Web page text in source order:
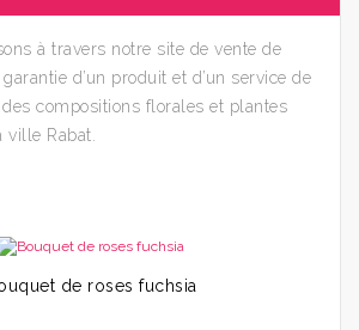
à travers notre site de vente de
d’un produit et d’un service de
compositions florales et plantes
ville Rabat.
de roses fuchsia